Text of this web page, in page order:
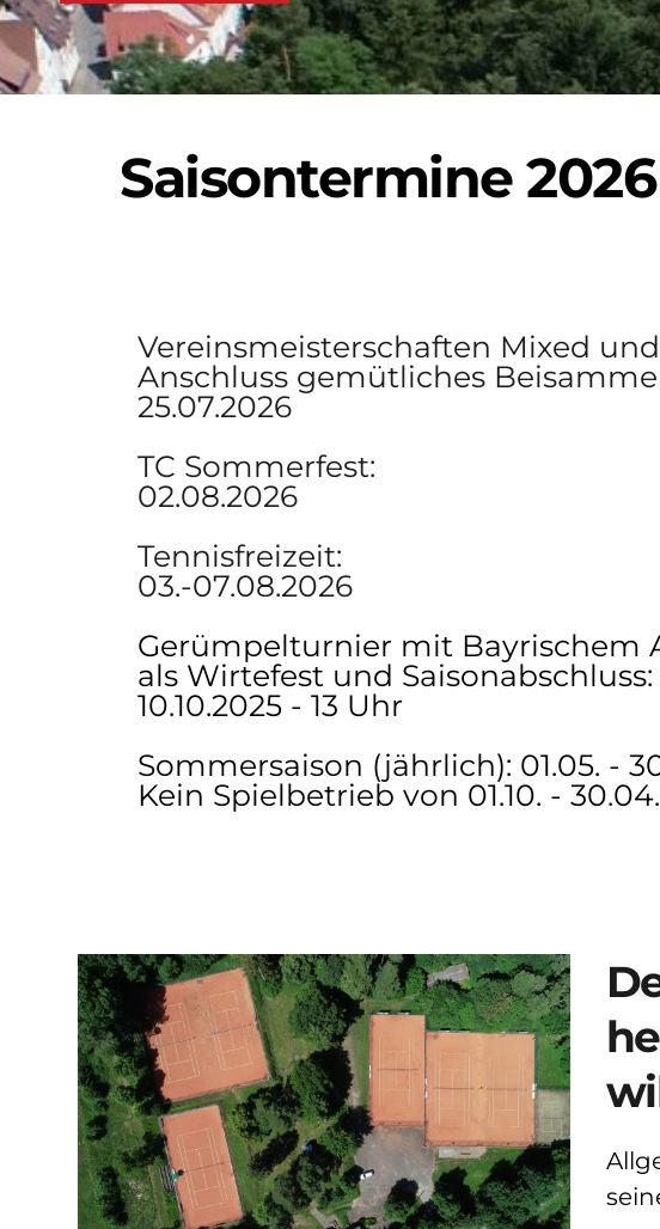
Saisontermine 2026
Vereinsmeisterschaften Mixed
Anschluss gemütliches
25.07.2026
TC Sommerfest:
02.08.2026
Tennisfreizeit:
03.-07.08.2026
Gerümpelturnier mit Bayrischem
als Wirtefest und Saisonabschluss:
10.10.2025 - 13 Uhr
Sommersaison (jährlich): 01.05. -
Kein Spielbetrieb von 01.10. - 30.04.